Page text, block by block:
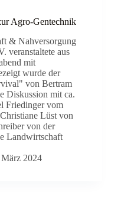
Agro-Gentechnik
& Nahversorgung
veranstaltete aus
mit
wurde der
von Bertram
Diskussion mit ca.
Friedinger vom
Lüst von
von der
Landwirtschaft
März 2024